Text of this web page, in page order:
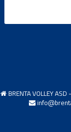
BRENTA VOLLEY